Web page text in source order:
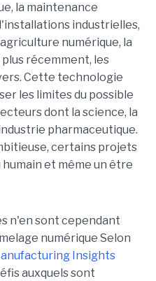
la maintenance
industrielles,
numérique, la
récemment, les
Cette technologie
les limites du possible
dont la science, la
pharmaceutique.
certains projets
et même un être
n'en sont cependant
numérique Selon
Insights
auxquels sont